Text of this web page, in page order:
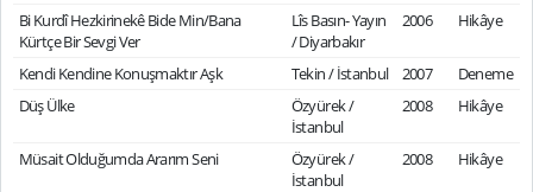
Bi Kurdî Hezkirinekê Bide Min/Bana
Kürtçe Bir Sevgi Ver
Lîs Basın- Yayın
/ Diyarbakır
2006 Hikâye
Kendi Kendine Konuşmaktır Aşk Tekin / İstanbul 2007
Deneme
Düş Ülke
Özyürek /
İstanbul
2008 Hikâye
Müsait Olduğumda Ararım Seni
Özyürek /
İstanbul
2008 Hikâye